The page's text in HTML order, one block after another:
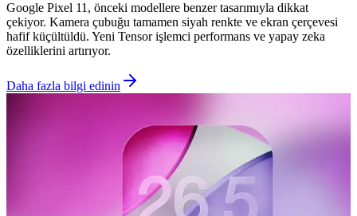
Google Pixel 11, önceki modellere benzer tasarımıyla dikkat
çekiyor. Kamera çubuğu tamamen siyah renkte ve ekran çerçevesi
hafif küçültüldü. Yeni Tensor işlemci performans ve yapay zeka
özelliklerini artırıyor.
Daha fazla bilgi edinin